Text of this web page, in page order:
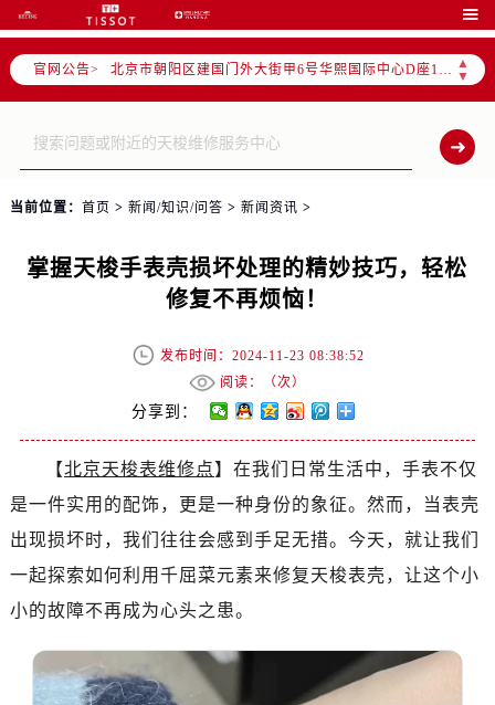

官网公告>
▲
▼
北京市朝阳区建国门外大街甲6号华熙国际中心写字楼D座11层1102室（需提前预约）
北京市朝阳区建国门外大街甲6号华熙国际中心D座11层1102室售后服务中心（需提前预约）
北京市东城区东长安街1号王府井东方广场W3座6层602室售后服务中心（需提前预约）
节假日正常营业！
当前位置： 首页 > 新闻/知识/问答 > 新闻资讯 >
掌握天梭手表壳损坏处理的精妙技巧，轻松
修复不再烦恼！
发布时间：2024-11-23 08:38:52
阅读：（次）
分享到：
【北京天梭表维修点】在我们日常生活中，手表不仅
是一件实用的配饰，更是一种身份的象征。然而，当表壳
出现损坏时，我们往往会感到手足无措。今天，就让我们
一起探索如何利用千屈菜元素来修复天梭表壳，让这个小
小的故障不再成为心头之患。